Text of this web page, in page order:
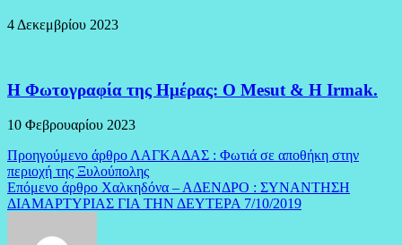
4 Δεκεμβρίου 2023
H Φωτογραφία της Ημέρας: O Mesut & Η Irmak.
10 Φεβρουαρίου 2023
Πλοήγηση
άρθρων
Προηγούμενο άρθρο ΛΑΓΚΑΔΑΣ : Φωτιά σε αποθήκη στην
περιοχή της Ξυλούπολης
Επόμενο άρθρο Χαλκηδόνα – ΑΔΕΝΔΡΟ : ΣΥΝΑΝΤΗΣΗ
ΔΙΑΜΑΡΤΥΡΙΑΣ ΓΙΑ ΤΗΝ ΔΕΥΤΕΡΑ 7/10/2019